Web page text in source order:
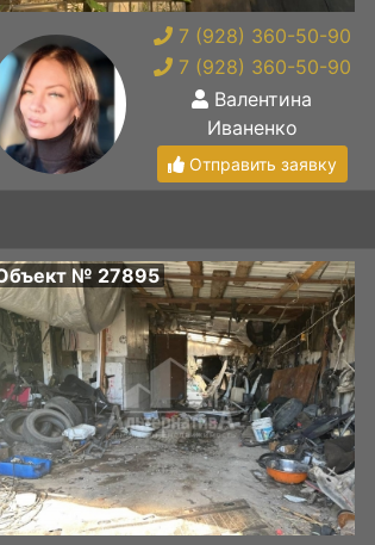
7 (928) 360-50-90
7 (928) 360-50-90
Валентина
Иваненко
Отправить заявку
№ 27895